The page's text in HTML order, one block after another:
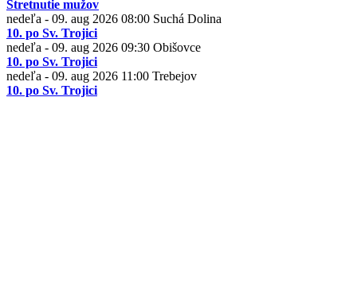
Stretnutie mužov
nedeľa - 09. aug 2026 08:00 Suchá Dolina
10. po Sv. Trojici
nedeľa - 09. aug 2026 09:30 Obišovce
10. po Sv. Trojici
nedeľa - 09. aug 2026 11:00 Trebejov
10. po Sv. Trojici